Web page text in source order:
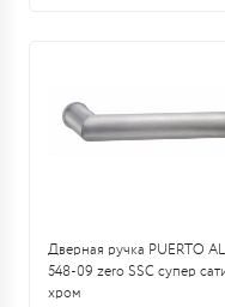
Дверная ручка PUERTO AL
548-09 zero SSC супер
хром